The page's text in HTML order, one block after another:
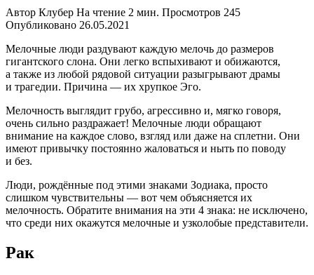
Автор Клубер На чтение 2 мин. Просмотров 245
Опубликовано 26.05.2021
Мелочные люди раздувают каждую мелочь до размеров
гигантского слона. Они легко вспыхивают и обижаются,
а также из любой рядовой ситуации разыгрывают драмы
и трагедии. Причина — их хрупкое Эго.
Мелочность выглядит грубо, агрессивно и, мягко говоря,
очень сильно раздражает! Мелочные люди обращают
внимание на каждое слово, взгляд или даже на сплетни. Они
имеют привычку постоянно жаловаться и ныть по поводу
и без.
Люди, рождённые под этими знаками Зодиака, просто
слишком чувствительны — вот чем объясняется их
мелочность. Обратите внимания на эти 4 знака: не исключено,
что среди них окажутся мелочные и узколобые представители.
Рак